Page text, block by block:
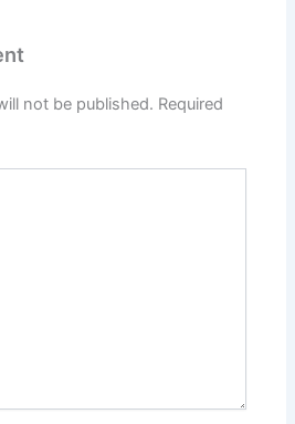
not be published. Required